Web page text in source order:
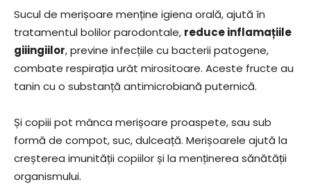
Sucul de merișoare menține igiena orală, ajută în
tratamentul bolilor parodontale, reduce inflamațiile
giiingiilor, previne infecțiile cu bacterii patogene,
combate respirația urât mirositoare. Aceste fructe au
tanin cu o substanță antimicrobiană puternică.
Și copiii pot mânca merișoare proaspete, sau sub
formă de compot, suc, dulceață. Merișoarele ajută la
creșterea imunității copiilor și la menținerea sănătății
organismului.